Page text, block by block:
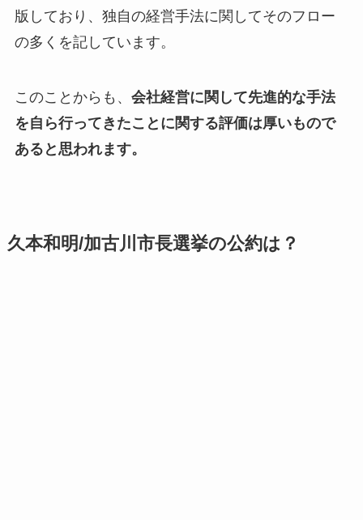
版しており、独自の経営手法に関してそのフロー
の多くを記しています。
このことからも、 会社経営に関して先進的な手法
を自ら行ってきたことに関する評価は厚いもので
あると思われます。
久本和明/加古川市長選挙の公約は？